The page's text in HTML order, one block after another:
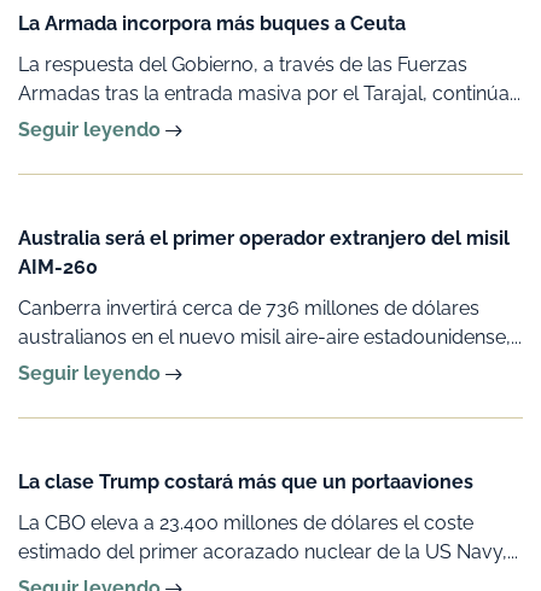
La Armada incorpora más buques a Ceuta
La respuesta del Gobierno, a través de las Fuerzas
Armadas tras la entrada masiva por el Tarajal, continúa...
Seguir leyendo
Australia será el primer operador extranjero del misil
AIM-260
Canberra invertirá cerca de 736 millones de dólares
australianos en el nuevo misil aire-aire estadounidense,...
Seguir leyendo
La clase Trump costará más que un portaaviones
La CBO eleva a 23.400 millones de dólares el coste
estimado del primer acorazado nuclear de la US Navy,...